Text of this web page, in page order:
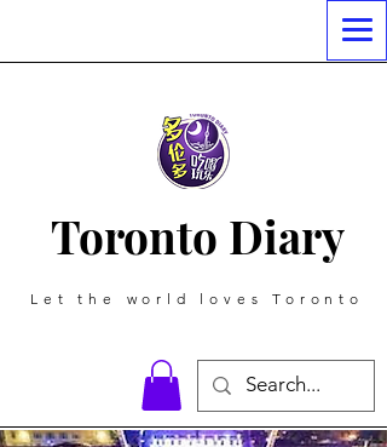
Toronto Diary
Let the world loves Toronto